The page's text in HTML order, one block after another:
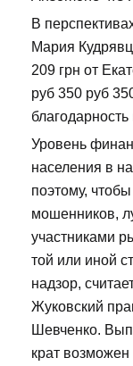
В
Мария
209 грн от
руб 350 руб
Уровень
населения в
поэтому,
мошенников,
участниками
той или иной
надзор,
Жуковский
Шевченко.
крат